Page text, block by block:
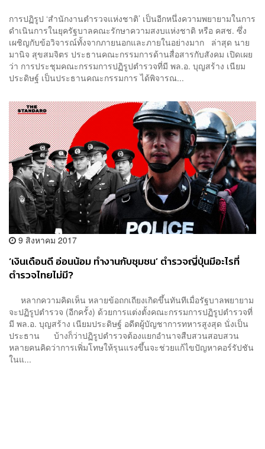
การปฏิรูป ‘สำนักงานตำรวจแห่งชาติ’ เป็นอีกหนึ่งความพยายามในการ
ดำเนินการในยุครัฐบาลคณะรักษาความสงบแห่งชาติ หรือ คสช. ซึ่ง
เผชิญกับข้อวิจารณ์ทั้งจากภายนอกและภายในอย่างมาก ล่าสุด นาย
มานิจ สุขสมจิตร ประธานคณะกรรมการด้านสื่อสารกับสังคม เปิดเผย
ว่า การประชุมคณะกรรมการปฏิรูปตำรวจที่มี พล.อ. บุญสร้าง เนียม
ประดิษฐ์​ เป็นประธานคณะกรรมการ ได้พิจารณ...
9 สิงหาคม 2017
‘เงินเดือนดี อ่อนน้อม ทำงานกับชุมชน’ ตำรวจญี่ปุ่นมีอะไรที่
ตำรวจไทยไม่มี?
หลากความคิดเห็น หลายข้อถกเถียงเกิดขึ้นทันทีเมื่อรัฐบาลพยายาม
จะปฏิรูปตำรวจ (อีกครั้ง) ด้วยการแต่งตั้งคณะกรรมการปฏิรูปตำรวจที่
มี พล.อ. บุญสร้าง เนียมประดิษฐ์ อดีตผู้บัญชาการทหารสูงสุด นั่งเป็น
ประธาน บ้างก็ว่าปฏิรูปตำรวจต้องแยกอำนาจสืบสวนสอบสวน
หลายคนคิดว่าการเพิ่มโทษให้รุนแรงขึ้นจะช่วยแก้ไขปัญหาคอร์รัปชัน
ในแ...